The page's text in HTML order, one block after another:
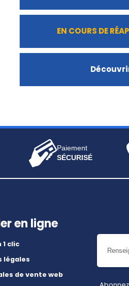
EN COURS DE
Paiement
SÉCURISÉ
en ligne
1 clic
légales
de vente web